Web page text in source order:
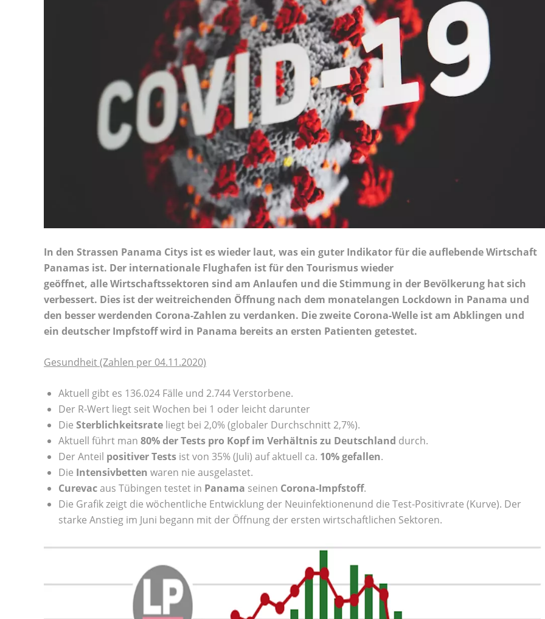
In den Strassen Panama Citys ist es wieder laut, was ein guter Indikator für die auflebende Wirtschaft
Panamas ist. Der internationale Flughafen ist für den Tourismus wieder
geöffnet, alleWirtschaftssektoren sind am Anlaufen und die Stimmung in der Bevölkerung hat sich
verbessert. Dies ist der weitreichenden Öffnung nach dem monatelangen Lockdown in Panama und
den besser werdenden Corona-Zahlen zu verdanken. Die zweite Corona-Welle ist am Abklingen und
ein deutscher Impfstoffwird in Panama bereits an ersten Patienten getestet.
Gesundheit (Zahlen per 04.11.2020)
Aktuell gibt es 136.024 Fälle und 2.744 Verstorbene.
Der R-Wert liegt seit Wochen bei 1 oder leicht darunter
Die Sterblichkeitsrate liegt bei 2,0% (globaler Durchschnitt 2,7%).
Aktuell führt man 80% der Tests pro Kopf im Verhältnis zu Deutschland durch.
Der Anteil positiver Tests ist von 35% (Juli) auf aktuell ca. 10% gefallen.
Die Intensivbetten waren nie ausgelastet.
Curevacaus Tübingen testet in Panama seinen Corona-Impfstoff.
Die Grafik zeigt die wöchentliche Entwicklung der Neuinfektionenund die Test-Positivrate (Kurve). Der
starke Anstieg im Juni begann mit der Öffnung der ersten wirtschaftlichen Sektoren.